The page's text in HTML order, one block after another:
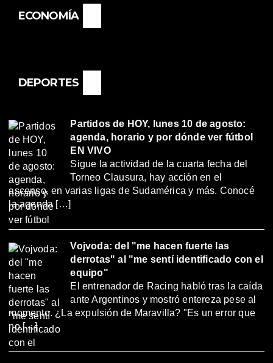
ECONOMÍA
DEPORTES
Partidos de HOY, lunes 10 de agosto:
agenda, horario y por dónde ver fútbol
EN VIVO
Sigue la actividad de la cuarta fecha del
Torneo Clausura, hay acción en el
ascenso, en varias ligas de Sudamérica y más. Conocé
la agenda […]
Vojvoda: del "me hacen fuerte las
derrotas" al "me sentí identificado con el
equipo"
El entrenador de Racing habló tras la caída
ante Argentinos y mostró entereza pese al
momento. ¿La expulsión de Maravilla? "Es un error que
no […]